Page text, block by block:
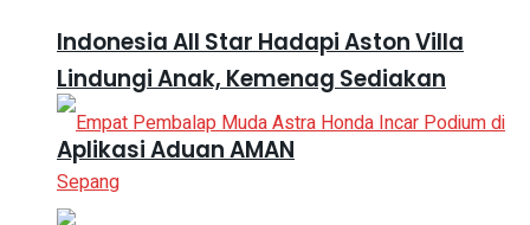
Indonesia All Star Hadapi Aston Villa
Lindungi Anak, Kemenag Sediakan
Aplikasi Aduan AMAN